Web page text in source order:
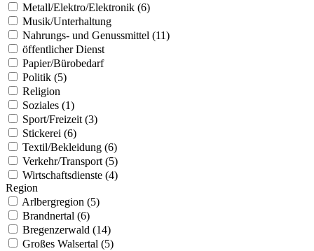
Metall/Elektro/Elektronik (6)
Musik/Unterhaltung
Nahrungs- und Genussmittel (11)
öffentlicher Dienst
Papier/Bürobedarf
Politik (5)
Religion
Soziales (1)
Sport/Freizeit (3)
Stickerei (6)
Textil/Bekleidung (6)
Verkehr/Transport (5)
Wirtschaftsdienste (4)
Region
Arlbergregion (5)
Brandnertal (6)
Bregenzerwald (14)
Großes Walsertal (5)